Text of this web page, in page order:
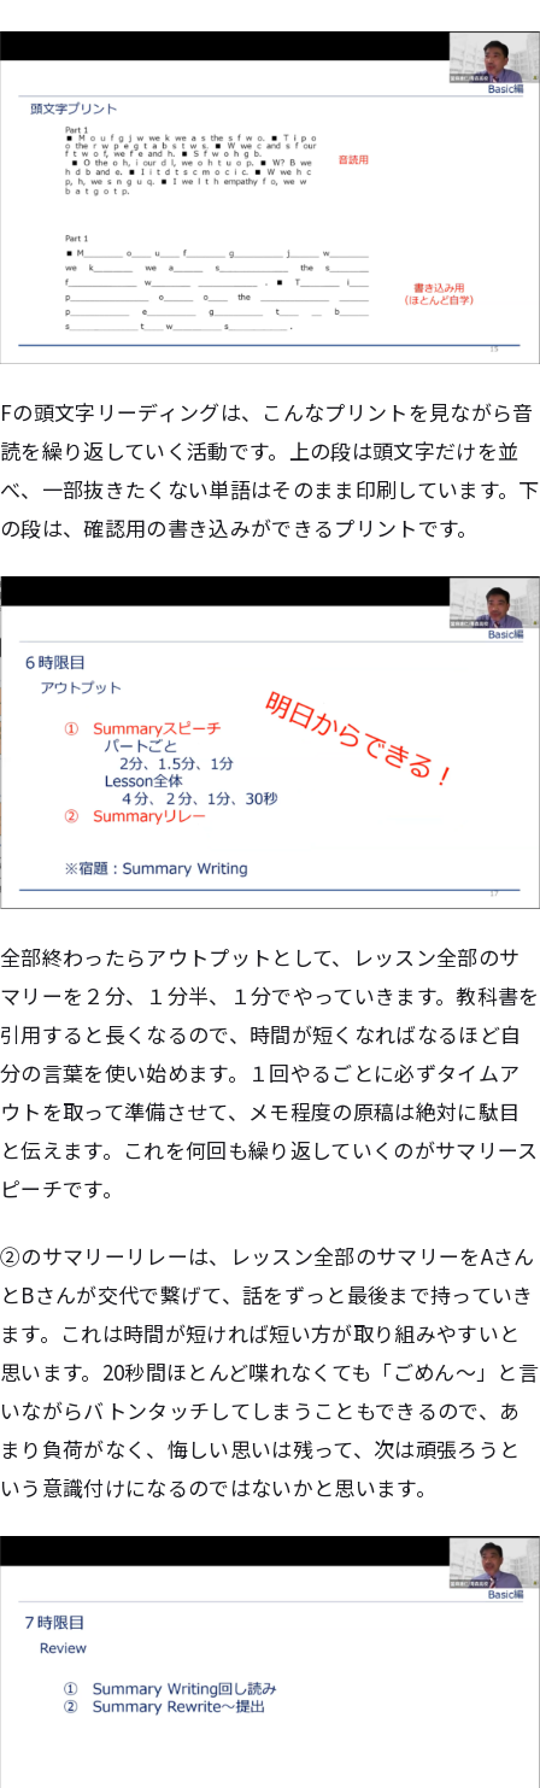
Fの頭文字リーディングは、こんなプリントを見ながら音
読を繰り返していく活動です。上の段は頭文字だけを並
べ、一部抜きたくない単語はそのまま印刷しています。下
の段は、確認用の書き込みができるプリントです。
全部終わったらアウトプットとして、レッスン全部のサ
マリーを２分、１分半、１分でやっていきます。教科書を
引用すると長くなるので、時間が短くなればなるほど自
分の言葉を使い始めます。１回やるごとに必ずタイムア
ウトを取って準備させて、メモ程度の原稿は絶対に駄目
と伝えます。これを何回も繰り返していくのがサマリース
ピーチです。
②のサマリーリレーは、レッスン全部のサマリーをAさん
とBさんが交代で繋げて、話をずっと最後まで持っていき
ます。これは時間が短ければ短い方が取り組みやすいと
思います。20秒間ほとんど喋れなくても「ごめん〜」と言
いながらバトンタッチしてしまうこともできるので、あ
まり負荷がなく、悔しい思いは残って、次は頑張ろうと
いう意識付けになるのではないかと思います。